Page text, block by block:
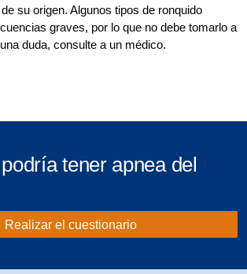
su origen. Algunos tipos de ronquido
graves, por lo que no debe tomarlo a
duda, consulte a un médico.
tener apnea del
Realizar el cuestionario